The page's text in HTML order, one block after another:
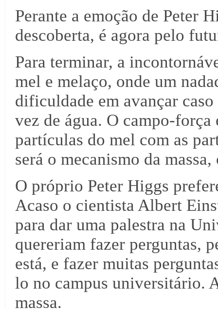
Perante a emoção de Peter
descoberta, é agora pelo
Para terminar, a
mel e melaço, onde um
dificuldade em avançar
vez de água. O campo-força
partículas do mel com as
será o mecanismo da
O próprio Peter Higgs
Acaso o cientista Albert
para dar uma palestra na
quereriam fazer perguntas,
está, e fazer muitas
lo no campus universitário.
massa.